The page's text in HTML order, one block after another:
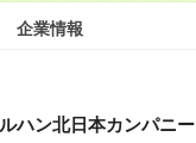
企業情報
ハン北日本カンパニー